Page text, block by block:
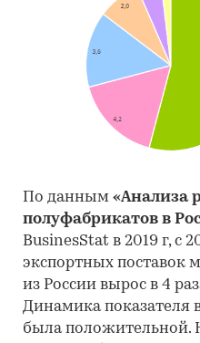
По данным «Анализа
полуфабрикатов в
BusinesStat в 2019 г, с
экспортных поставок
из России вырос в 4
Динамика показателя
была положительной.